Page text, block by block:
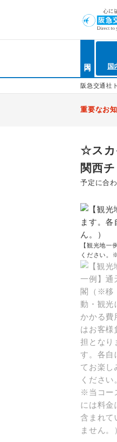
国
阪急交通社
重要なお
☆スカ
関西
予定に合
【観光地
ください。